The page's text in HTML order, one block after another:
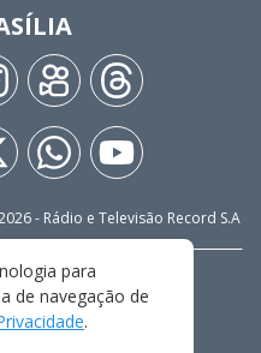
- Rádio e Televisão Record S.A
PRIVACIDADE
DE USO
para
de navegação de
.